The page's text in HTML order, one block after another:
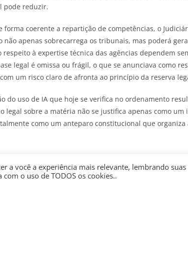
pode reduzir.
forma coerente a repartição de competências, o
apenas sobrecarrega os tribunais, mas poderá
à expertise técnica das agências dependem
legal é omissa ou frágil, o que se anunciava como
um risco claro de afronta ao princípio da reserva
do uso de IA que hoje se verifica no ordenamento
legal sobre a matéria não se justifica apenas como
como um anteparo constitucional que
a substituição do atual regime precário e
garantir a legitimidade democrática, a estabilidade, a
a você a experiência mais relevante, lembrando
o uso de TODOS os cookies..